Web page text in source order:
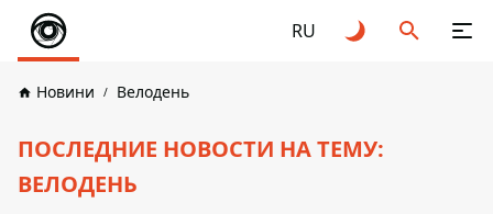
RU
Новини Велодень
ПОСЛЕДНИЕ НОВОСТИ НА ТЕМУ:
ВЕЛОДЕНЬ